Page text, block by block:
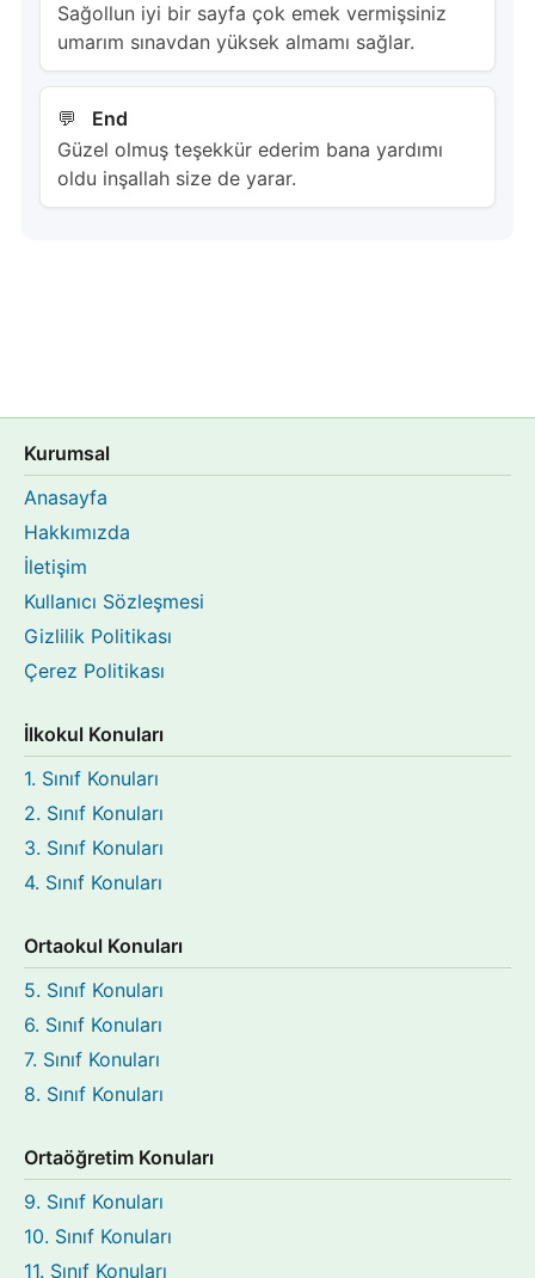
Sağollun iyi bir sayfa çok emek vermişsiniz
umarım sınavdan yüksek almamı sağlar.
End
Güzel olmuş teşekkür ederim bana yardımı
oldu inşallah size de yarar.
Kurumsal
Anasayfa
Hakkımızda
İletişim
Kullanıcı Sözleşmesi
Gizlilik Politikası
Çerez Politikası
İlkokul Konuları
1. Sınıf Konuları
2. Sınıf Konuları
3. Sınıf Konuları
4. Sınıf Konuları
Ortaokul Konuları
5. Sınıf Konuları
6. Sınıf Konuları
7. Sınıf Konuları
8. Sınıf Konuları
Ortaöğretim Konuları
9. Sınıf Konuları
10. Sınıf Konuları
11. Sınıf Konuları